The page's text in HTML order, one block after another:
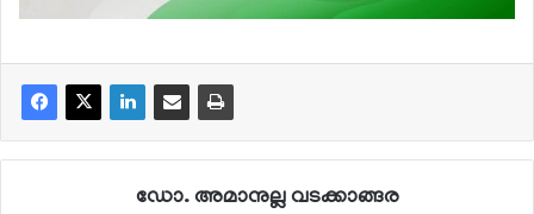
ഡോ. അമാനുല്ല വടക്കാങ്ങര